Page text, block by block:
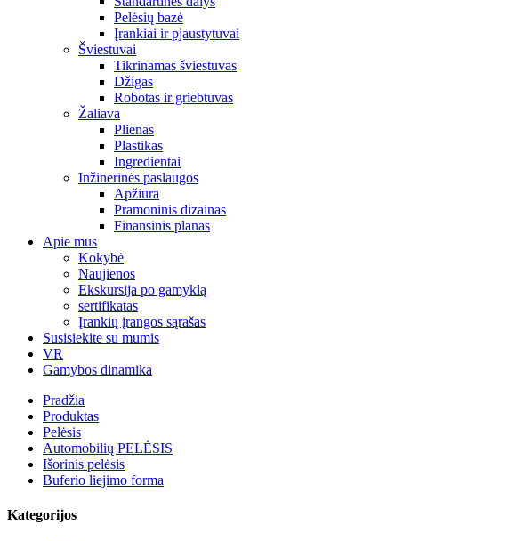
Pelėsių bazė
Įrankiai ir pjaustytuvai
Šviestuvai
Tikrinamas šviestuvas
Džigas
Robotas ir griebtuvas
Žaliava
Plienas
Plastikas
Ingredientai
Inžinerinės paslaugos
Apžiūra
Pramoninis dizainas
Finansinis planas
Apie mus
Kokybė
Naujienos
Ekskursija po gamyklą
sertifikatas
Įrankių įrangos sąrašas
Susisiekite su mumis
VR
Gamybos dinamika
Pradžia
Produktas
Pelėsis
Automobilių PELĖSIS
Išorinis pelėsis
Buferio liejimo forma
Kategorijos